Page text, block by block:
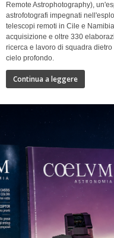
Remote Astrophotography),
astrofotografi impegnati
telescopi remoti in Cile e
acquisizione e oltre 330
ricerca e lavoro di squadra
cielo profondo.
Continua a leggere